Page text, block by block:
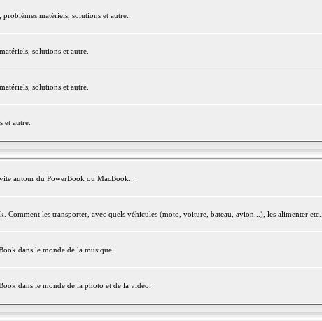
matériels, solutions et autre.
solutions et autre.
solutions et autre.
et autre.
autour du PowerBook ou MacBook...
les transporter, avec quels véhicules (moto, voiture, bateau, avion...), les alimenter etc...
dans le monde de la musique.
dans le monde de la photo et de la vidéo.